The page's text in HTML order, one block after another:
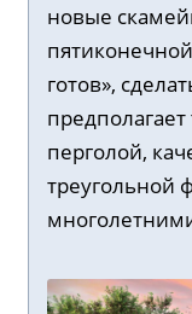
новые
готов»,
перголой,
треугольной